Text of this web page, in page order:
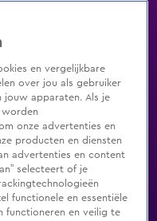
Zenders Genres
en vergelijkbare
over jou als gebruiker
jouw apparaten. Als je
worden
onze advertenties en
producten en diensten
advertenties en content
selecteert of je
functionele en essentiële
functioneren en veilig te